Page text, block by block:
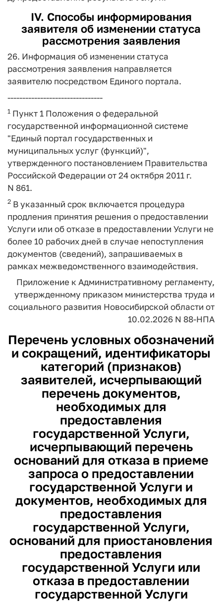
IV. Способы информирования
заявителя об изменении статуса
рассмотрения заявления
26. Информация об изменении статуса
рассмотрения заявления направляется
заявителю посредством Единого портала.
--------------------------------
1 Пункт 1 Положения о федеральной
государственной информационной системе
"Единый портал государственных и
муниципальных услуг (функций)",
утвержденного постановлением Правительства
Российской Федерации от 24 октября 2011 г.
N 861.
2 В указанный срок включается процедура
продления принятия решения о предоставлении
Услуги или об отказе в предоставлении Услуги не
более 10 рабочих дней в случае непоступления
документов (сведений), запрашиваемых в
рамках межведомственного взаимодействия.
Приложение к Административному регламенту,
утвержденному приказом министерства труда и
социального развития Новосибирской области от
10.02.2026 N 88-НПА
Перечень условных обозначений
и сокращений, идентификаторы
категорий (признаков)
заявителей, исчерпывающий
перечень документов,
необходимых для
предоставления
государственной Услуги,
исчерпывающий перечень
оснований для отказа в приеме
запроса о предоставлении
государственной Услуги и
документов, необходимых для
предоставления
государственной Услуги,
оснований для приостановления
предоставления
государственной Услуги или
отказа в предоставлении
государственной Услуги